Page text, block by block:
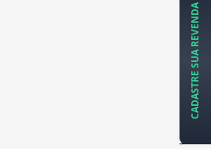
CADASTRE SUA REVENDA